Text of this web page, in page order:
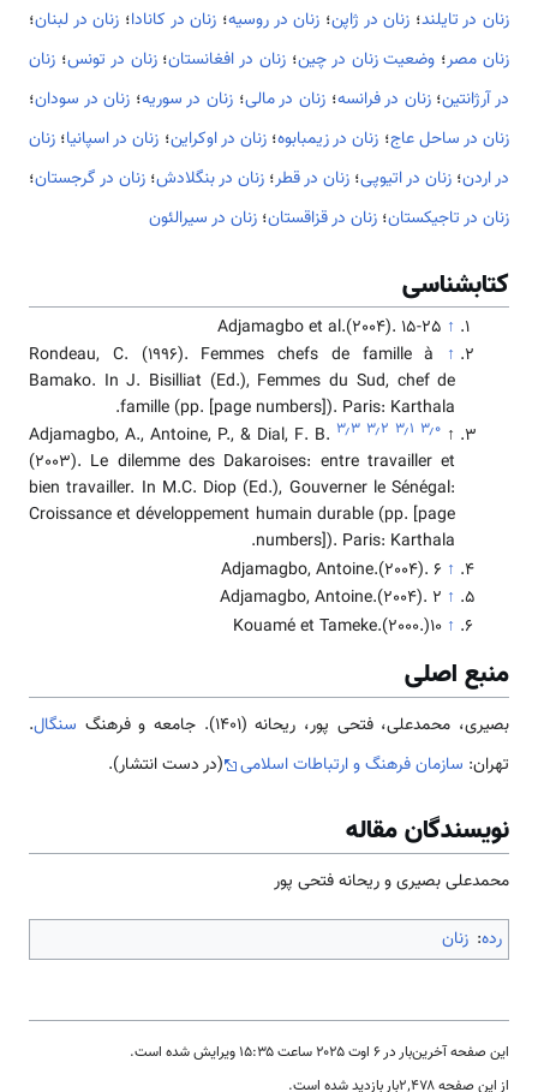
زنان در تایلند؛ زنان در ژاپن؛ زنان در روسیه؛ زنان در کانادا؛ زنان در لبنان؛
زنان مصر؛ وضعیت زنان در چین؛ زنان در افغانستان؛زنان در تونس؛ زنان
در آرژانتین؛زنان در فرانسه؛زنان در مالی؛ زنان در سوریه؛ زنان در سودان؛
زنان در ساحل عاج؛ زنان در زیمبابوه؛زنان در اوکراین؛ زنان در اسپانیا؛ زنان
در اردن؛ زنان در اتیوپی؛ زنان در قطر؛ زنان در بنگلادش؛ زنان در گرجستان؛
زنان در تاجیکستان؛ زنان در قزاقستان؛ زنان در سیرالئون
کتابشناسی
↑
Adjamagbo et al.(2004). 15-25
↑
Rondeau, C. (1996). Femmes chefs de famille à
Bamako. In J. Bisilliat (Ed.), Femmes du Sud, chef de
famille (pp. [page numbers]). Paris: Karthala.
↑ ۳٫۰ ۳٫۱ ۳٫۲ ۳٫۳ Adjamagbo, A., Antoine, P., & Dial, F. B.
(2003). Le dilemme des Dakaroises: entre travailler et
bien travailler. In M.C. Diop (Ed.), Gouverner le Sénégal:
Croissance et développement humain durable (pp. [page
numbers]). Paris: Karthala.
↑
Adjamagbo, Antoine.(2004). 6
↑
Adjamagbo, Antoine.(2004). 2
↑
Kouamé et Tameke.(2000.)10
منبع اصلی
بصیری، محمدعلی، فتحی پور، ریحانه (1401). جامعه و فرهنگ سنگال.
تهران: سازمان فرهنگ و ارتباطات اسلامی (در دست انتشار).
نویسندگان مقاله
محمدعلی بصیری و ریحانه فتحی پور
رده: زنان
این صفحه آخرین‌بار در ‏۶ اوت ۲۰۲۵ ساعت ‏۱۵:۳۵ ویرایش شده است.
از این صفحه ۲٬۴۷۸بار بازدید شده است.